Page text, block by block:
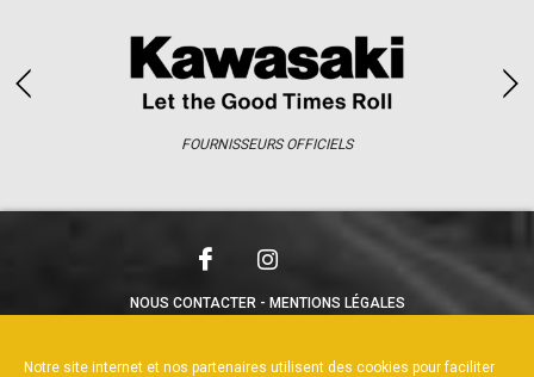
Notre site internet et nos partenaires utilisent des cookies pour faciliter
accéder à la billetterie
FOURNISSEURS OFFICIELS
NOUS CONTACTER
MENTIONS LÉGALES
RÉALISÉ PAR L’AGENCE WEB A3WEB